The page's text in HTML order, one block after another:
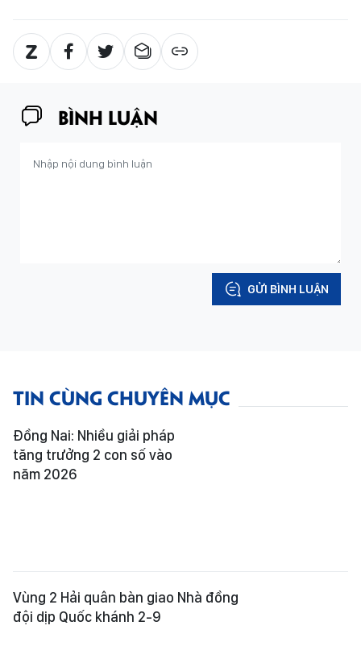
BÌNH LUẬN
GỬI BÌNH LUẬN
TIN CÙNG CHUYÊN MỤC
Đồng Nai: Nhiều giải pháp
tăng trưởng 2 con số vào
năm 2026